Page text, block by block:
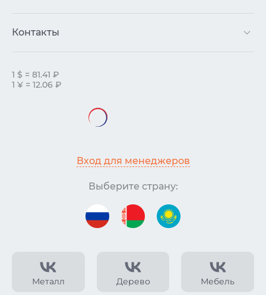
Металл Дерево Мебель
Контакты
1 $ = 81.41 ₽
1 ¥ = 12.06 ₽
Вход для менеджеров
Выберите страну: